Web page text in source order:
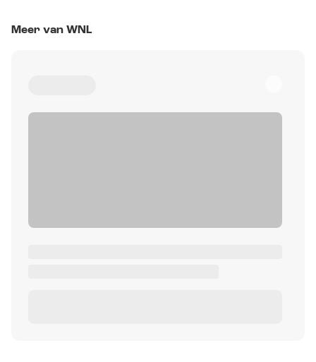
Meer van WNL